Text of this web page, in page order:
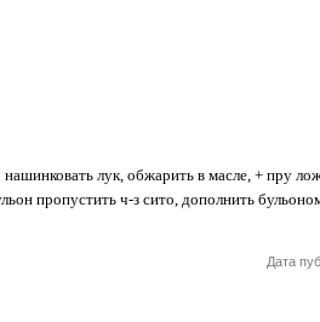
лук, обжарить в масле, + пру
пропустить ч-з сито, дополнить
Дата